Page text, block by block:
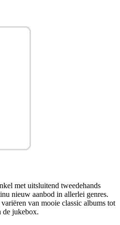
met uitsluitend tweedehands
nieuw aanbod in allerlei genres.
van mooie classic albums tot
de jukebox.